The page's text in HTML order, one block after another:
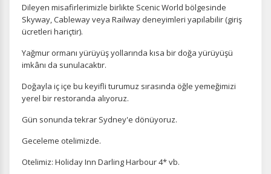
Dileyen misafirlerimizle birlikte Scenic World bölgesinde
Skyway, Cableway veya Railway deneyimleri yapılabilir (giriş
ücretleri hariçtir).
Yağmur ormanı yürüyüş yollarında kısa bir doğa yürüyüşü
imkânı da sunulacaktır.
Doğayla iç içe bu keyifli turumuz sırasında öğle yemeğimizi
yerel bir restoranda alıyoruz.
Gün sonunda tekrar Sydney'e dönüyoruz.
Geceleme otelimizde.
Otelimiz: Holiday Inn Darling Harbour 4* vb.